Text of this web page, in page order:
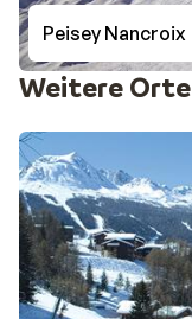
Peisey Nancroix
Weitere Orte